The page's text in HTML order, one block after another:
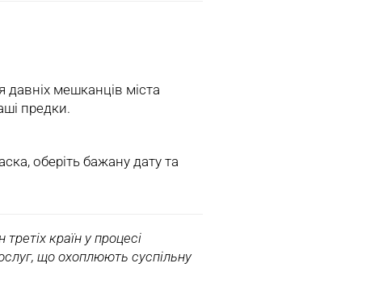
давніх мешканців міста
предки.
оберіть бажану дату та
країн у процесі
що охоплюють суспільну